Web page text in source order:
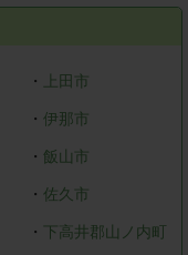
・ 上田市
・ 伊那市
・ 飯山市
・ 佐久市
・ 下高井郡山ノ内町